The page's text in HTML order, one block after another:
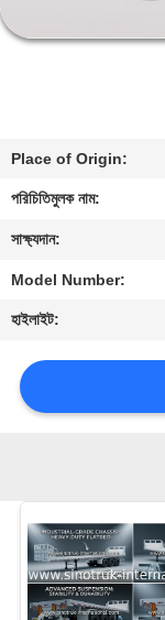
কারখানা
গুণমান
নিয়ন্ত্রণ
আমাদের
সাথে
একটি
করুন
সাইট
Place of Origin:
পরিচিতিমুলক নাম:
সাক্ষ্যদান:
Model Number:
হাইলাইট: